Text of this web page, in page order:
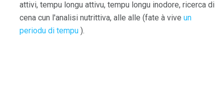
attivi, tempu longu attivu, tempu longu inodore, ricerca di
cena cun l'analisi nutrittiva, alle alle (fate à vive un
periodu di tempu ).